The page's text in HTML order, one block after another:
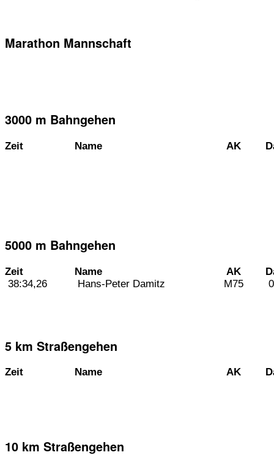
Marathon Mannschaft
3000 m Bahngehen
Zeit Name AK
5000 m Bahngehen
Zeit Name AK
38:34,26
Hans-Peter Damitz M75
5 km Straßengehen
Zeit Name AK
10 km Straßengehen